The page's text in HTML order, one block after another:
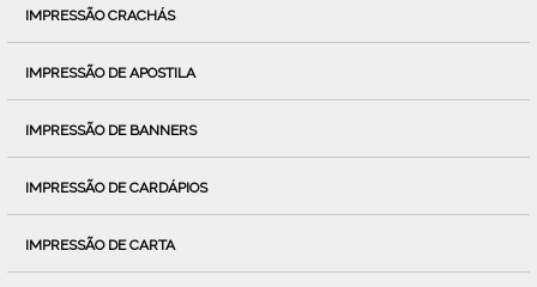
IMPRESSÃO CRACHÁS
IMPRESSÃO DE APOSTILA
IMPRESSÃO DE BANNERS
IMPRESSÃO DE CARDÁPIOS
IMPRESSÃO DE CARTA